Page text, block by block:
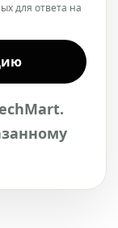
для ответа на